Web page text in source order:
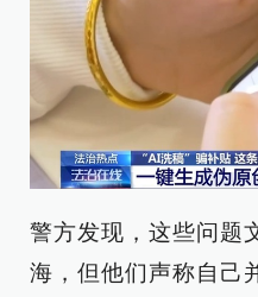
警方发现，这些问题
海，但他们声称自己